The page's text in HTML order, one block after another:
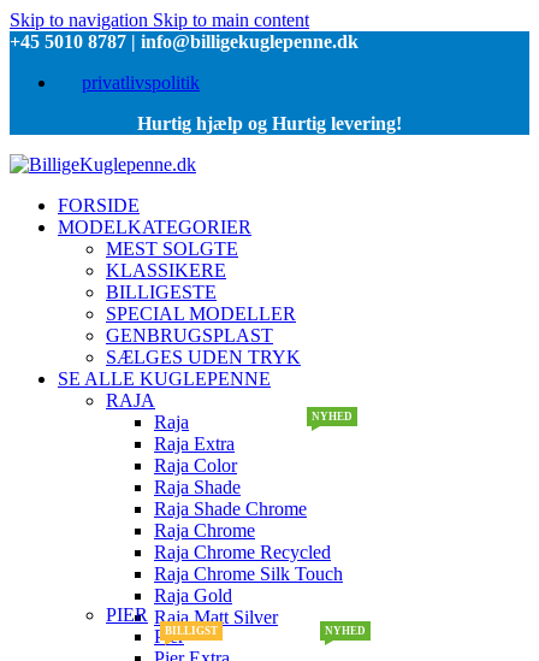
Skip to navigation Skip to main content
+45 5010 8787 | info@billigekuglepenne.dk
privatlivspolitik
Hurtig hjælp og Hurtig levering!
FORSIDE
MODELKATEGORIER
MEST SOLGTE
KLASSIKERE
BILLIGESTE
SPECIAL MODELLER
GENBRUGSPLAST
SÆLGES UDEN TRYK
SE ALLE KUGLEPENNE
RAJA
Raja
Raja Extra
Raja Color
Raja Shade
Raja Shade Chrome
Raja Chrome
Raja Chrome Recycled
NYHED
Raja Chrome Silk Touch
Raja Gold
Raja Matt Silver
PIER
Pier
BILLIGST NYHED